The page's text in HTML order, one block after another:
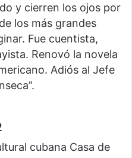
y cierren los ojos por
los más grandes
Fue cuentista,
Renovó la novela
Adiós al Jefe
cubana Casa de